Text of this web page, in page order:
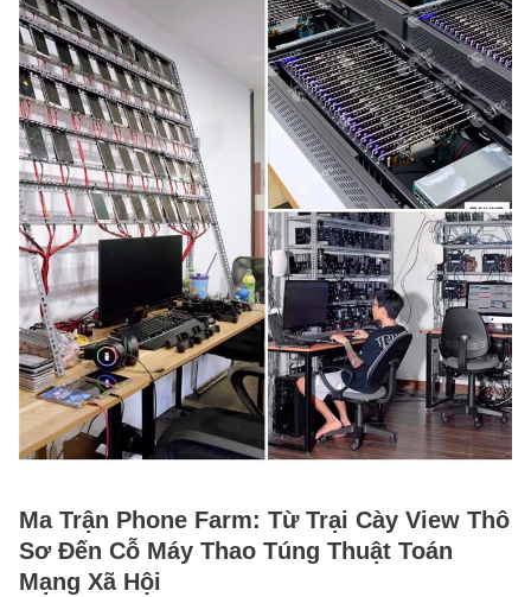
Ma Trận Phone Farm: Từ Trại Cày View Thô
Sơ Đến Cỗ Máy Thao Túng Thuật Toán
Mạng Xã Hội